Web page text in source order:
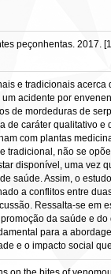
peçonhentas.
e tradicionais
acidente por
de mordeduras de
caráter qualitativo
com plantas
não se
disponível, uma vez
saúde. Assim, o
a conflitos entre
Ressalta-se em
da saúde e
para a
e o impacto social